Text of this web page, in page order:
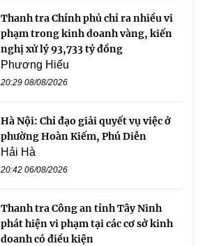
Thanh tra Chính phủ chỉ ra nhiều vi
phạm trong kinh doanh vàng, kiến
nghị xử lý 93,733 tỷ đồng
Phương Hiếu
20:29 08/08/2026
Hà Nội: Chỉ đạo giải quyết vụ việc ở
phường Hoàn Kiếm, Phú Diễn
Hải Hà
20:42 06/08/2026
Thanh tra Công an tỉnh Tây Ninh
phát hiện vi phạm tại các cơ sở kinh
doanh có điều kiện